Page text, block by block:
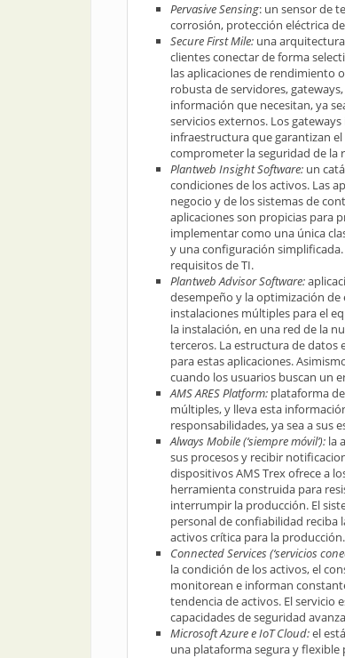
Pervasive Sensing: un sensor de
corrosión, protección eléctrica
Secure First Mile: una
clientes conectar de forma
las aplicaciones de rendimiento
robusta de servidores,
información que necesitan, ya
servicios externos. Los
infraestructura que garantizan
comprometer la seguridad de la
Plantweb Insight Software: un
condiciones de los activos. Las
negocio y de los sistemas de
aplicaciones son propicias para
implementar como una única
y una configuración
requisitos de TI.
Plantweb Advisor Software:
desempeño y la optimización de
instalaciones múltiples para el
la instalación, en una red de la
terceros. La estructura de datos
para estas aplicaciones.
cuando los usuarios buscan un
AMS ARES Platform: plataforma
múltiples, y lleva esta
responsabilidades, ya sea a sus
Always Mobile(‘siempre móvil’): la
sus procesos y recibir
dispositivos AMS Trex ofrece a
herramienta construida para
interrumpir la producción. El
personal de confiabilidad reciba
activos crítica para la producción.
Connected Services(‘servicios
la condición de los activos, el
monitorean e informan
tendencia de activos. El servicio
capacidades de seguridad
Microsoft Azure e IoT Cloud:el
una plataforma segura y flexible